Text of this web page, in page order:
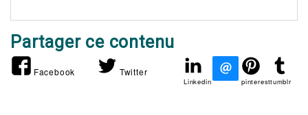
Partager ce contenu
Facebook Twitter
Linkedin pinteresttumblr